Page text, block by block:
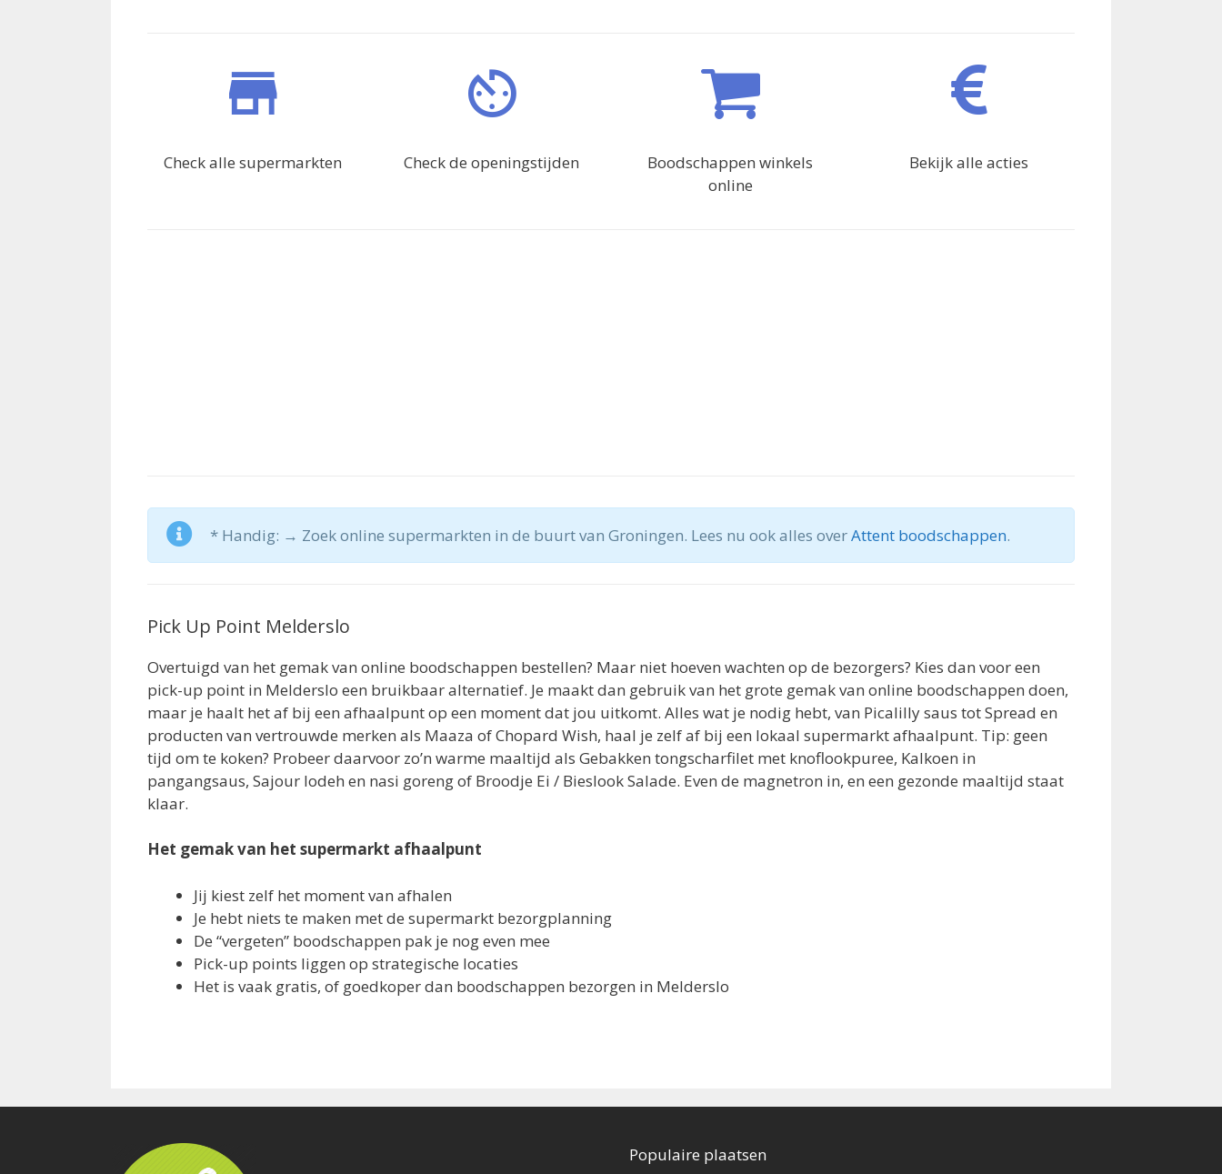
Check alle supermarkten Check de openingstijden
Boodschappen winkels
online
Bekijk alle acties
* Handig: → Zoek online supermarkten in de buurt van Groningen. Lees nu ook alles overAttent boodschappen.
Pick Up Point Melderslo
Overtuigd van het gemak van online boodschappen bestellen? Maar niet hoeven wachten op de bezorgers? Kies dan voor een
pick-up point in Melderslo een bruikbaar alternatief. Je maakt dan gebruik van het grote gemak van online boodschappen doen,
maar je haalt het af bij een afhaalpunt op een moment dat jou uitkomt. Alles wat je nodig hebt, van Picalilly saus tot Spread en
producten van vertrouwde merken als Maaza of Chopard Wish, haal je zelf af bij een lokaal supermarkt afhaalpunt. Tip: geen
tijd om te koken? Probeer daarvoor zo’n warme maaltijd als Gebakken tongscharfilet met knoflookpuree, Kalkoen in
pangangsaus, Sajour lodeh en nasi goreng of Broodje Ei / Bieslook Salade. Even de magnetron in, en een gezonde maaltijd staat
klaar.
Het gemak van het supermarkt afhaalpunt
Jij kiest zelf het moment van afhalen
Je hebt niets te maken met de supermarkt bezorgplanning
De “vergeten” boodschappen pak je nog even mee
Pick-up points liggen op strategische locaties
Het is vaak gratis, of goedkoper dan boodschappen bezorgen in Melderslo
Populaire plaatsen